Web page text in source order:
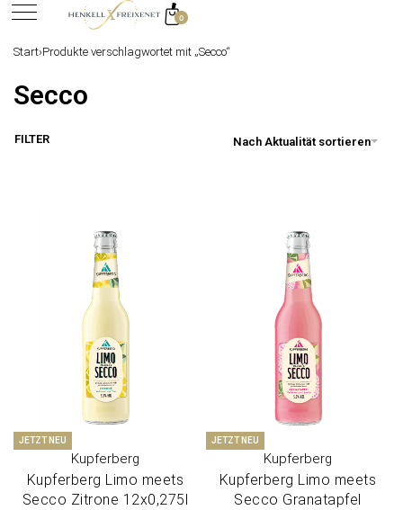
springen
0
Start›Produkte verschlagwortet mit „Secco“
Secco
Nach Aktualität sortieren
FILTER
JETZT NEU
Kupferberg
Kupferberg Limo meets
Sec­co Zitro­ne 12x0,275l
JETZT NEU
Kupferberg
Kupferberg Limo meets
Sec­co Gra­nat­ap­fel